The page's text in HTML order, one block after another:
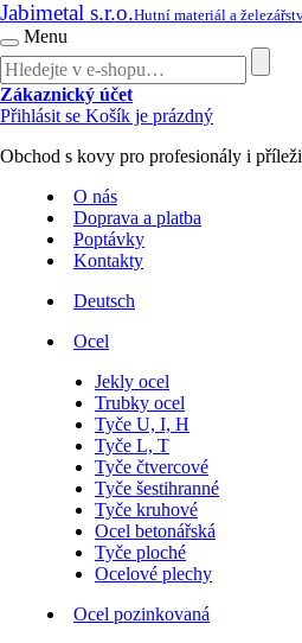
Jabimetal s.r.o.Hutní materiál a
Menu
Zákaznický účet
Přihlásit se Košík je prázdný
Obchod s kovy pro profesionály i
O nás
Doprava a platba
Poptávky
Kontakty
Deutsch
Ocel
Jekly ocel
Trubky ocel
Tyče U, I, H
Tyče L, T
Tyče čtvercové
Tyče šestihranné
Tyče kruhové
Ocel betonářská
Tyče ploché
Ocelové plechy
Ocel pozinkovaná